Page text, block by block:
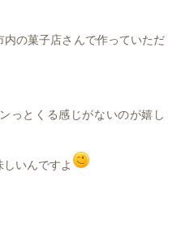
内の菓子店さんで作っていただ
っとくる感じがないのが嬉し
いんですよ